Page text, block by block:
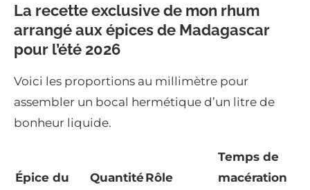
La recette exclusive de mon rhum
arrangé aux épices de Madagascar
pour l’été 2026
Voici les proportions au millimètre pour
assembler un bocal hermétique d’un litre de
bonheur liquide.
Épice du
QuantitéRôle
Temps de
macération